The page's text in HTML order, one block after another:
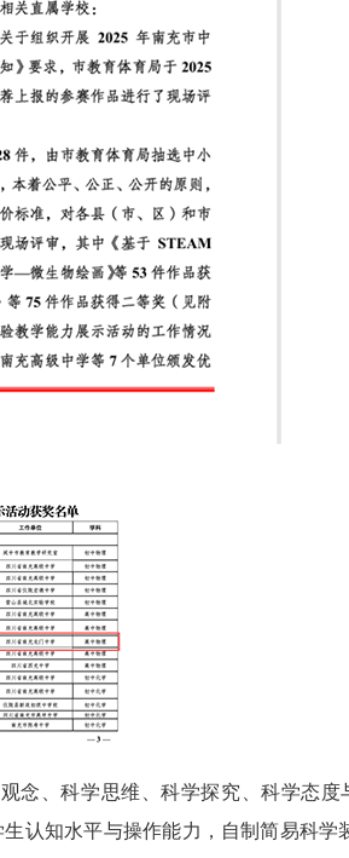
、科学思维、科学探究、科学态度
生认知水平与操作能力，自制简易科